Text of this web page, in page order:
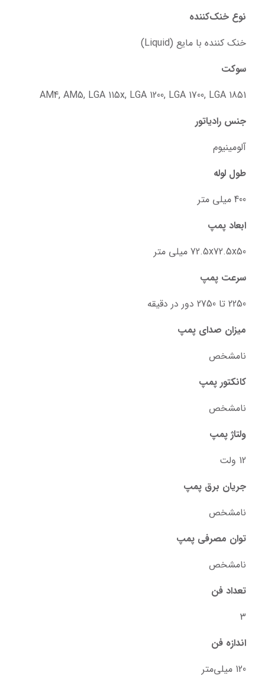
نوع خنک‌کننده
خنک کننده با مایع (Liquid)
سوکت
AM4, AM5, LGA 115x, LGA 1200, LGA 1700, LGA 1851
جنس رادیاتور
آلومینیوم
طول لوله
400 میلی متر
ابعاد پمپ
72.5x72.5x50 میلی متر
سرعت پمپ
2250 تا 2750 دور در دقیقه
میزان صدای پمپ
نامشخص
کانکتور پمپ
نامشخص
ولتاژ پمپ
12 ولت
جریان برق پمپ
نامشخص
توان مصرفی پمپ
نامشخص
تعداد فن
3
اندازه فن
120 میلی‌متر